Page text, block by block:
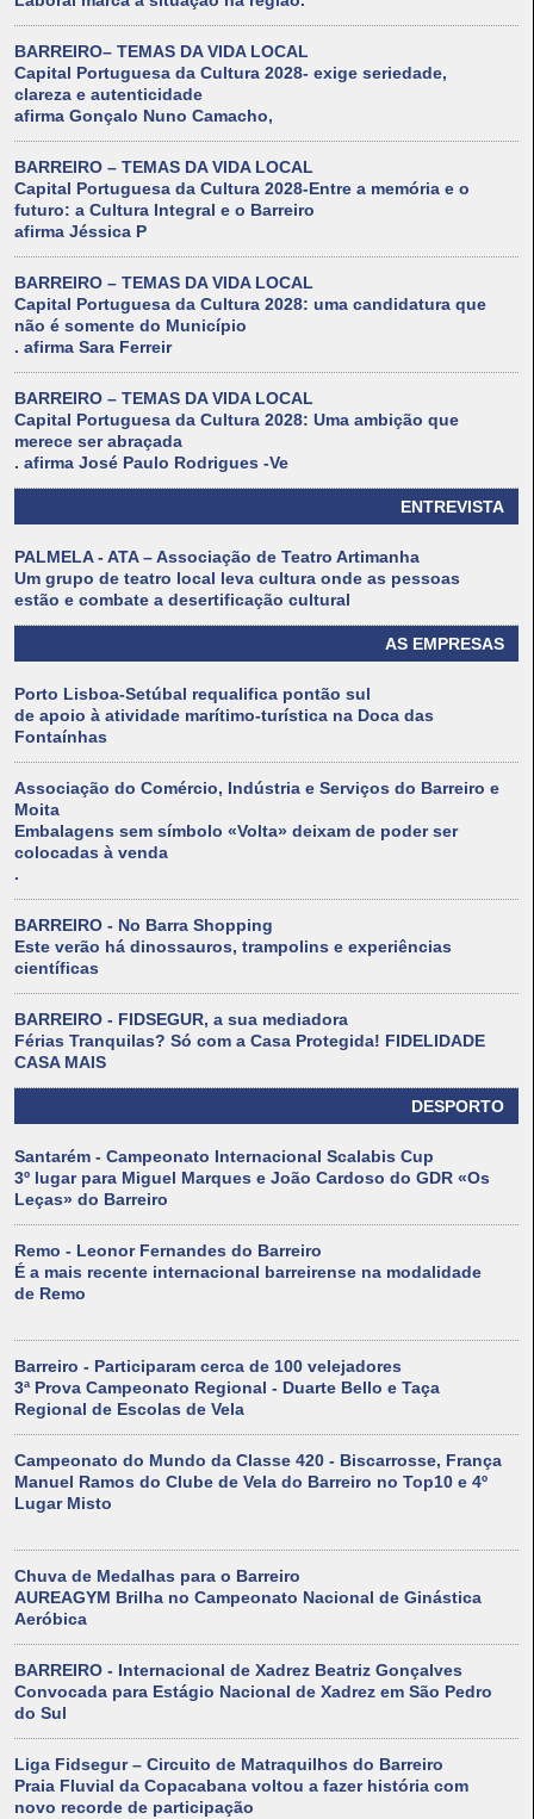
BARREIRO– TEMAS DA VIDA LOCAL
Capital Portuguesa da Cultura 2028- exige seriedade,
clareza e autenticidade
afirma Gonçalo Nuno Camacho,
BARREIRO – TEMAS DA VIDA LOCAL
Capital Portuguesa da Cultura 2028-Entre a memória e o
futuro: a Cultura Integral e o Barreiro
afirma Jéssica P
BARREIRO – TEMAS DA VIDA LOCAL
Capital Portuguesa da Cultura 2028: uma candidatura que
não é somente do Município
. afirma Sara Ferreir
BARREIRO – TEMAS DA VIDA LOCAL
Capital Portuguesa da Cultura 2028: Uma ambição que
merece ser abraçada
. afirma José Paulo Rodrigues -Ve
ENTREVISTA
PALMELA - ATA – Associação de Teatro Artimanha
Um grupo de teatro local leva cultura onde as pessoas
estão e combate a desertificação cultural
AS EMPRESAS
Porto Lisboa-Setúbal requalifica pontão sul
de apoio à atividade marítimo-turística na Doca das
Fontaínhas
Associação do Comércio, Indústria e Serviços do Barreiro e
Moita
Embalagens sem símbolo «Volta» deixam de poder ser
colocadas à venda
.
BARREIRO - No Barra Shopping
Este verão há dinossauros, trampolins e experiências
científicas
BARREIRO - FIDSEGUR, a sua mediadora
Férias Tranquilas? Só com a Casa Protegida! FIDELIDADE
CASA MAIS
DESPORTO
Santarém - Campeonato Internacional Scalabis Cup
3º lugar para Miguel Marques e João Cardoso do GDR «Os
Leças» do Barreiro
Remo - Leonor Fernandes do Barreiro
É a mais recente internacional barreirense na modalidade
de Remo
Barreiro - Participaram cerca de 100 velejadores
3ª Prova Campeonato Regional - Duarte Bello e Taça
Regional de Escolas de Vela
Campeonato do Mundo da Classe 420 - Biscarrosse, França
Manuel Ramos do Clube de Vela do Barreiro no Top10 e 4º
Lugar Misto
Chuva de Medalhas para o Barreiro
AUREAGYM Brilha no Campeonato Nacional de Ginástica
Aeróbica
BARREIRO - Internacional de Xadrez Beatriz Gonçalves
Convocada para Estágio Nacional de Xadrez em São Pedro
do Sul
Liga Fidsegur – Circuito de Matraquilhos do Barreiro
Praia Fluvial da Copacabana voltou a fazer história com
novo recorde de participação